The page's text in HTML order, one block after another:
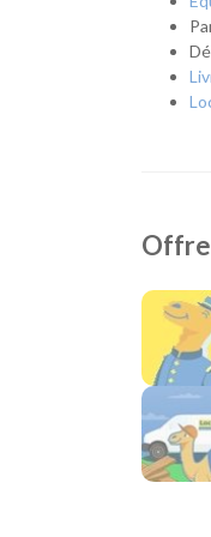
L'esprit
Depuis